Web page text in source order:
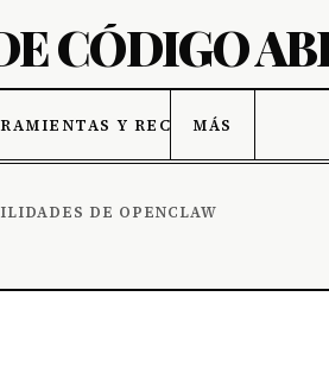
Y RECURSOS DE IA
MÁS
DE OPENCLAW